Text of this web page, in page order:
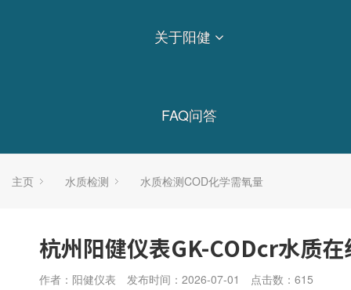
关于阳健
FAQ问答
主页 水质检测 水质检测COD化学需氧量
杭州阳健仪表GK-CODcr水质
作者：阳健仪表 发布时间：2026-07-01 点击数： 615